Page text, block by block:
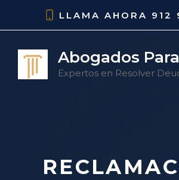
LLAMA AHORA 912
Abogados
Expertos en Resolver